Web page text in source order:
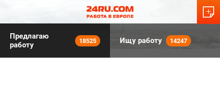
Предлагаю
работу
18525 Ищу работу 14247